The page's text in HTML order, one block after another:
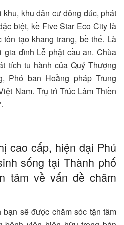
khu dân cư đông đúc, phát
biệt, kề Five Star Eco City là
tạo khang trang, bề thế. Là
gia đình Lễ phật cầu an. Chùa
tích tu hành của Quý Thượng
Phó ban Hoằng pháp Trung
Nam. Trụ trì Trúc Lâm Thiền
cao cấp, hiện đại Phú
sống tại Thành phố
tâm về vấn đề chăm
sẽ được chăm sóc tận tâm